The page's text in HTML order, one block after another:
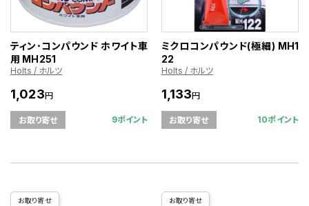
ティン･コンパウンド ホワイト車
用 MH251
Holts / ホルツ
1,023円
お取り寄せ 9ポイント
ミクロコンパウンド(極細) MH1
22
Holts / ホルツ
1,133円
お取り寄せ 10ポイント
お取り寄せ お取り寄せ